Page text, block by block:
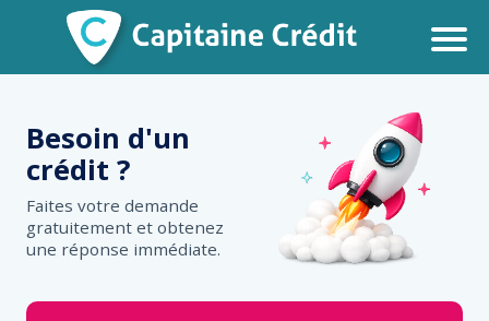
Besoin d'un
crédit ?
Faites votre demande
gratuitement et obtenez
une réponse immédiate.